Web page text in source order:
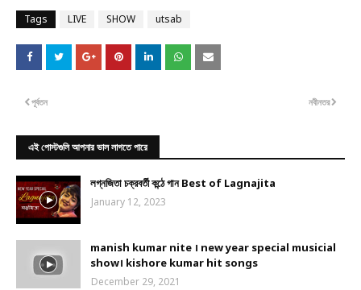
Tags LIVE SHOW utsab
নবীনতর
পূর্বতন
এই পোস্টগুলি আপনার ভাল লাগতে পারে
লগ্নজিতা চক্রবর্তী কন্ঠে গান Best of Lagnajita
January 12, 2023
manish kumar nite । new year special musicial
show। kishore kumar hit songs
December 29, 2021